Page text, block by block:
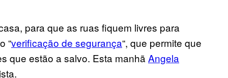
para que as ruas fiquem livres para
“verificação de segurança“, que permite que
que estão a salvo. Esta manhã Angela